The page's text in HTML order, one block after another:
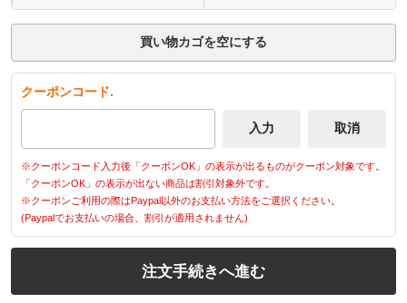
買い物カゴを空にする
クーポンコード.
※クーポンコード入力後「クーポンOK」の表示が出るものがクーポン対象です。
「クーポンOK」の表示が出ない商品は割引対象外です。
※クーポンご利用の際はPaypal以外のお支払い方法をご選択ください。
(Paypalでお支払いの場合、割引が適用されません)
注文手続きへ進む